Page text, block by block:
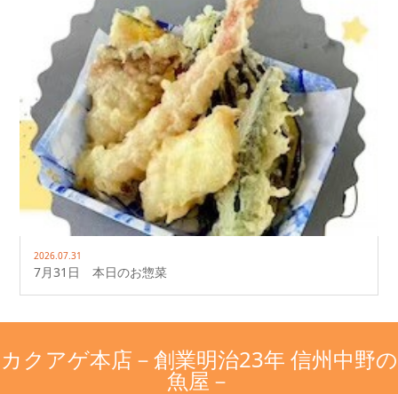
2026.07.31
7月31日 本日のお惣菜
カクアゲ本店－創業明治23年 信州中野の
魚屋－